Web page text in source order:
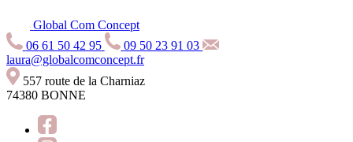
Global Com Concept
06 61 50 42 95
09 50 23 91 03
laura@globalcomconcept.fr
557 route de la Charniaz
74380 BONNE